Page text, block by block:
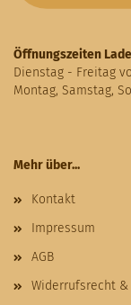
Öffnungszeiten
Dienstag - Freitag
Montag, Samstag,
Mehr über...
Kontakt
Impressum
AGB
Widerrufsrecht